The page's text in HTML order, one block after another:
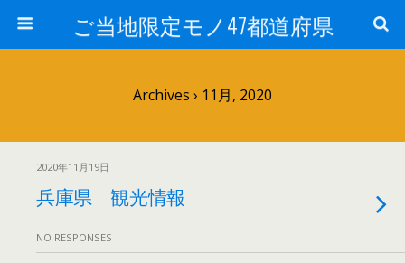
ご当地限定モノ47都道府県
Archives › 11月, 2020
2020年11月19日
兵庫県 観光情報
NO RESPONSES